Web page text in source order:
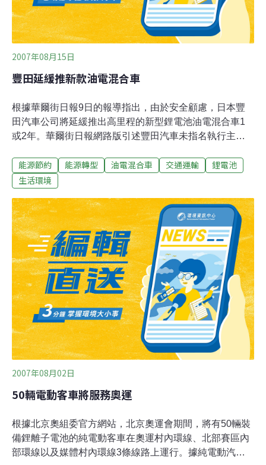
2007年08月15日
豐田延緩推新款油電混合車
根據華爾街日報9日的報導指出，由於安全顧慮，日本豐
田汽車公司將延緩推出高里程的新型鋰電池油電混合車1
或2年。華爾街日報網路版引述豐田汽車未指名執行主管
因而作上述決定。 報導中說，日本新力公司供應電腦用的
鋰電池發生問題，使得2006年發生大規模收回電腦行動，
2008年至2010年之間，在美國市場推出十數款使用鋰電池
技術的油電混合車。豐田汽車人員對這項報導拒絕發表評
論。豐田汽車發言人今井說：「我們的政策是不談論未來
推出的產品和產品策略。」
能源節約 能源轉型 油電混合車 交通運輸
鋰電池
生活環境
2007年08月02日
50輛電動客車將服務奧運
根據北京奧組委官方網站，北京奧運會期間，將有50輛裝
備鋰離子電池的純電動客車在奧運村內環線、北部賽區內
部環線以及媒體村內環線3條線路上運行。據純電動汽車